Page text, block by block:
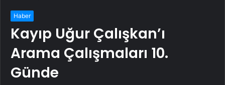
Haber
Kayıp Uğur Çalışkan’ı
Arama Çalışmaları 10.
Günde